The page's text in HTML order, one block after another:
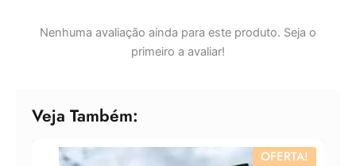
Nenhuma avaliação ainda para este produto. Seja o
primeiro a avaliar!
Veja Também:
OFERTA!